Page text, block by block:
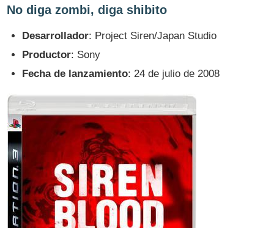
No diga zombi, diga shibito
Desarrollador: Project Siren/Japan Studio
Productor: Sony
Fecha de lanzamiento: 24 de julio de 2008